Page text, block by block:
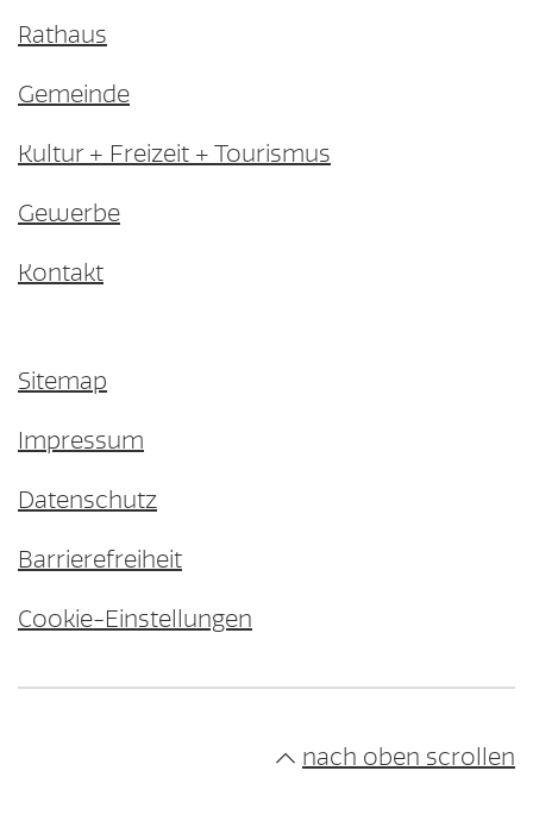
Rathaus
Gemeinde
Kultur + Freizeit + Tourismus
Gewerbe
Kontakt
Sitemap
Impressum
Datenschutz
Barrierefreiheit
Cookie-Einstellungen
nach oben scrollen